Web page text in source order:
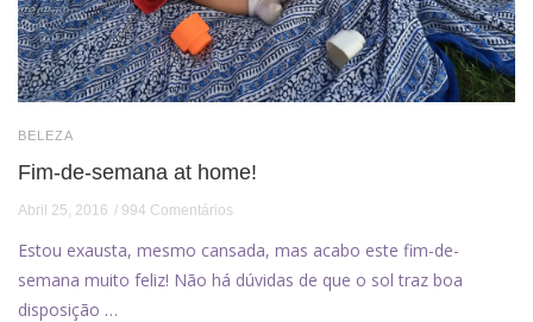
BELEZA
Fim-de-semana at home!
Abril 25, 2016 994 Comentários
Estou exausta, mesmo cansada, mas acabo este fim-de-
semana muito feliz! Não há dúvidas de que o sol traz boa
disposição …